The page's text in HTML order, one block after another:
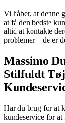
Vi håber, at denne
at få den bedste
altid at kontakte
problemer – de er
Massimo
Stilfuldt Tøj
Har du brug for at
kundeservice for at